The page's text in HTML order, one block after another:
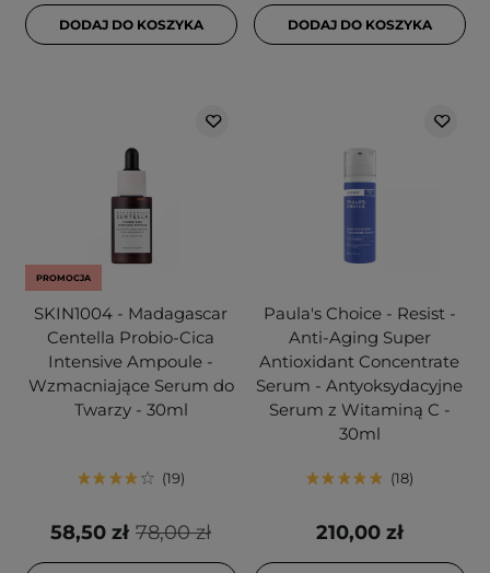
DODAJ DO KOSZYKA DODAJ DO KOSZYKA
PROMOCJA
SKIN1004 - Madagascar
Centella Probio-Cica
Intensive Ampoule -
Wzmacniające Serum do
Twarzy - 30ml
19
78,00 zł
58,50 zł
Paula's Choice - Resist -
Anti-Aging Super
Antioxidant Concentrate
Serum - Antyoksydacyjne
Serum z Witaminą C -
30ml
18
210,00 zł